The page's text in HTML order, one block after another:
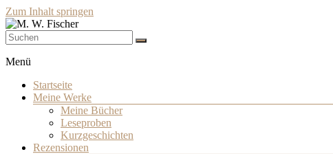
Zum Inhalt springen
Schriftsteller
Menü
Startseite
Meine Werke
Meine Bücher
Leseproben
Kurzgeschichten
Rezensionen